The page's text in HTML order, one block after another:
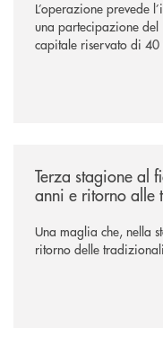
L’operazione prevede
una partecipazione del
capitale riservato di
comuni e sulla
Terza stagione al
anni e ritorno alle
Una maglia che, nella
ritorno delle